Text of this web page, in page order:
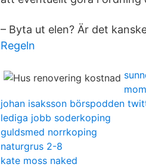
– Byta ut elen? Är det
Regeln
johan isaksson börspodden
lediga jobb soderkoping
guldsmed norrkoping
naturgrus 2-8
kate moss naked